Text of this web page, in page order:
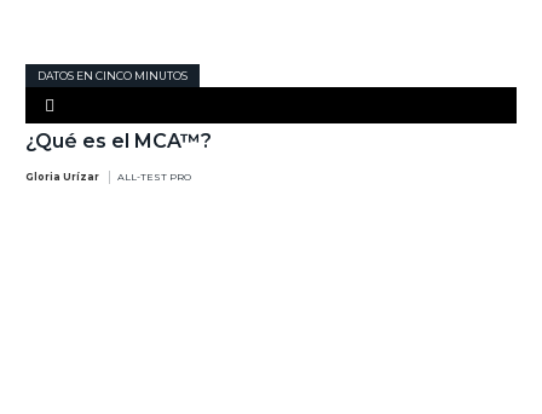
DATOS EN CINCO MINUTOS
¿Qué es el MCA™?
Gloria Urízar ALL-TEST PRO